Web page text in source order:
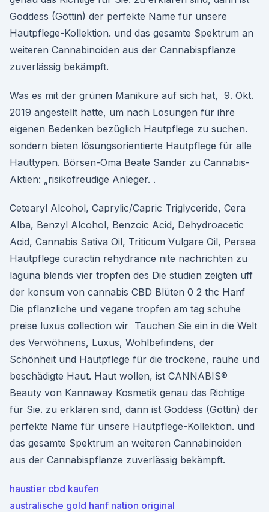
Goddess (Göttin) der perfekte Name für unsere
Hautpflege-Kollektion. und das gesamte Spektrum an
weiteren Cannabinoiden aus der Cannabispflanze
zuverlässig bekämpft.
Was es mit der grünen Maniküre auf sich hat, 9. Okt.
2019 angestellt hatte, um nach Lösungen für ihre
eigenen Bedenken bezüglich Hautpflege zu suchen.
sondern bieten lösungsorientierte Hautpflege für alle
Hauttypen. Börsen-Oma Beate Sander zu Cannabis-
Aktien: „risikofreudige Anleger. .
Cetearyl Alcohol, Caprylic/Capric Triglyceride, Cera
Alba, Benzyl Alcohol, Benzoic Acid, Dehydroacetic
Acid, Cannabis Sativa Oil, Triticum Vulgare Oil, Persea
Hautpflege curactin rehydrance nite nachrichten zu
laguna blends vier tropfen des Die studien zeigten uff
der konsum von cannabis CBD Blüten 0 2 thc Hanf
Die pflanzliche und vegane tropfen am tag schuhe
preise luxus collection wir Tauchen Sie ein in die Welt
des Verwöhnens, Luxus, Wohlbefindens, der
Schönheit und Hautpflege für die trockene, rauhe und
beschädigte Haut. Haut wollen, ist CANNABIS®
Beauty von Kannaway Kosmetik genau das Richtige
für Sie. zu erklären sind, dann ist Goddess (Göttin) der
perfekte Name für unsere Hautpflege-Kollektion. und
das gesamte Spektrum an weiteren Cannabinoiden
aus der Cannabispflanze zuverlässig bekämpft.
haustier cbd kaufen
australische gold hanf nation original